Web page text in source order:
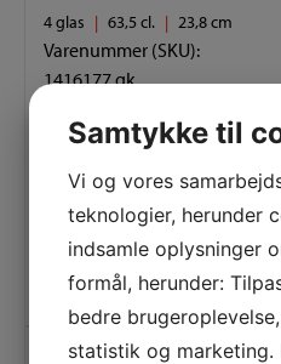
4 glas 63,5 cl. 23,8 cm
Varenummer (SKU):
1416177.gk
Wills.A. Bordeaux 4 glas
OPRINDELIGE
PRIS
VAR:
599,00 DKK.
ER:
Tilføj til kurv
Samtykke til
Vi og vores
teknologier, herunder
indsamle oplysninger
formål, herunder:
bedre
statistik og marketing.